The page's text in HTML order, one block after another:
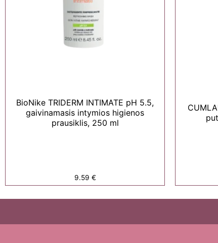
BioNike TRIDERM INTIMATE pH 5.5,
gaivinamasis intymios higienos
prausiklis, 250 ml
9.59 €